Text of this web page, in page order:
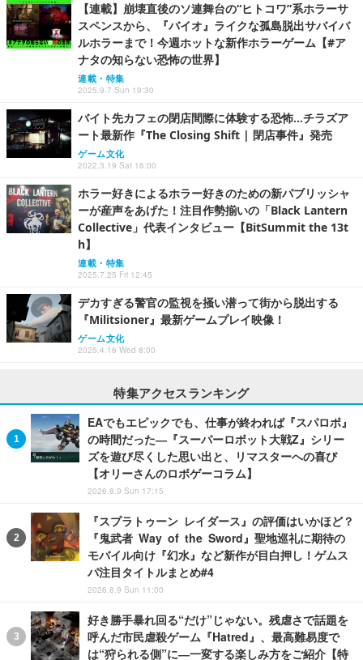
【連載】崩壊直後のソ連舞台の“ヒトコワ”系ホラーサ
スペンスから、『バイオ』ライクな孤島脱出サバイバ
ルホラーまで！今週ホットな新作ホラーゲーム【#ア
ナタの知らない恐怖の世界】
連載・特集
2025.9.7 Sun 19:30
バイト先カフェの閉店間際に体験する恐怖…チラズア
ート最新作『The Closing Shift | 閉店事件』発売
ゲーム文化
2022.3.19 Sat 16:00
ホラー好きによるホラー好きのための新パブリッシャ
ーが産声をあげた！注目作勢揃いの「Black Lantern
Collective」代表インタビュー【BitSummit the 13t
h】
連載・特集
2025.7.25 Fri 12:45
デカすぎる警官の監視を掻い潜って街から脱出する
『Militsioner』最新ゲームプレイ映像！
ゲーム文化
2025.4.16 Wed 8:00
特集アクセスランキング
EAでもエピックでも、仕事が終われば『スパロボ』
の時間だった―『スーパーロボット大戦Z』シリー
ズを遊び尽くした思い出と、リマスターへの喜び
【オリーさんのロボゲーコラム】
2026.8.9 Sun 17:15
『スプラトゥーン レイダース』の評価はいかほど？
『鬼武者 Way of the Sword』聖地巡礼に期待の
モバイル向け『幻水』など新作が目白押し！ゲムス
パ注目タイトルまとめ#4
2026.8.9 Sun 11:00
好き勝手暴れ回る“だけ”じゃない。残虐さで話題を
呼んだ市民虐殺ゲーム『Hatred』、最高難易度で
は“狩られる側”に―一変する楽しみ方をご紹介【特